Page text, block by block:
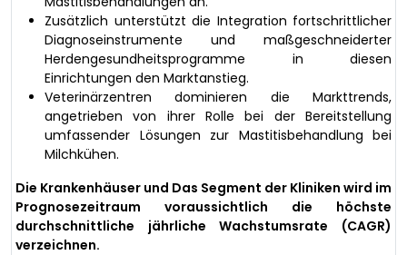
Zusätzlich unterstützt die Integration fortschrittlicher
Diagnoseinstrumente und maßgeschneiderter
Herdengesundheitsprogramme in diesen
Einrichtungen den Marktanstieg.
Veterinärzentren dominieren die Markttrends,
angetrieben von ihrer Rolle bei der Bereitstellung
umfassender Lösungen zur Mastitisbehandlung bei
Milchkühen.
Die Krankenhäuser und Das Segment der Kliniken wird im
Prognosezeitraum voraussichtlich die höchste
durchschnittliche jährliche Wachstumsrate (CAGR)
verzeichnen.